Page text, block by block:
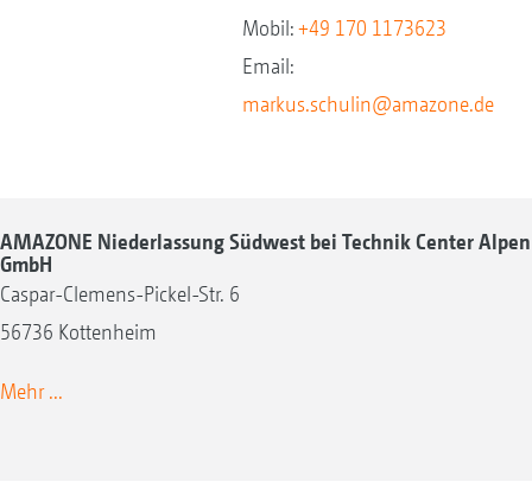
Mobil:+49 170 1173623
Email:
markus.schulin@amazone.de
AMAZONE Niederlassung Südwest bei Technik Center Alpen
GmbH
Caspar-Clemens-Pickel-Str. 6
56736 Kottenheim
Mehr ...